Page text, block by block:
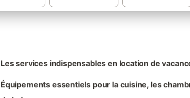
Les services indispensables en location de
Équipements essentiels pour la cuisine, les